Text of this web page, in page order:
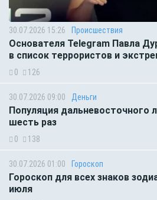
30.07.2026 15:26 Происшествия
Основателя Telegram Павла
в список террористов и
0 126
30.07.2026 09:00 Деньги
Популяция дальневосточного
шесть раз
0 138
30.07.2026 01:00 Гороскоп
Гороскоп для всех знаков
июля